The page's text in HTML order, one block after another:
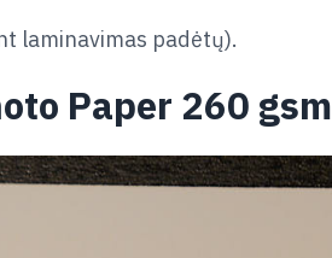
laminavimas padėtų).
Paper 260 gsm